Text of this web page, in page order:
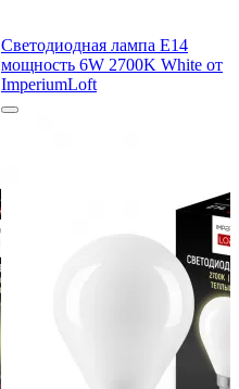
Светодиодная лампа E14
мощность 6W 2700K White от
ImperiumLoft